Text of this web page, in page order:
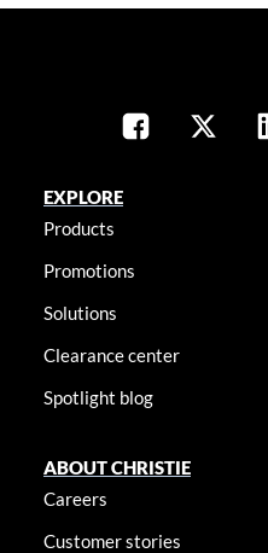
EXPLORE
Products
Promotions
Solutions
Clearance center
Spotlight blog
ABOUT CHRISTIE
Careers
Customer stories